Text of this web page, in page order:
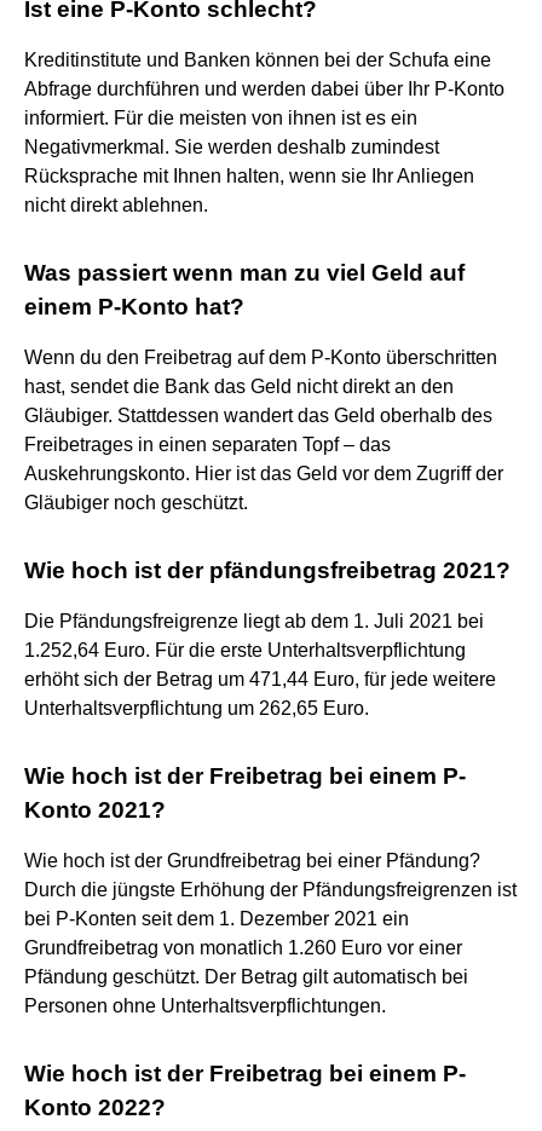
Ist eine P-Konto schlecht?
Kreditinstitute und Banken können bei der Schufa eine
Abfrage durchführen und werden dabei über Ihr P-Konto
informiert. Für die meisten von ihnen ist es ein
Negativmerkmal. Sie werden deshalb zumindest
Rücksprache mit Ihnen halten, wenn sie Ihr Anliegen
nicht direkt ablehnen.
Was passiert wenn man zu viel Geld auf
einem P-Konto hat?
Wenn du den Freibetrag auf dem P-Konto überschritten
hast, sendet die Bank das Geld nicht direkt an den
Gläubiger. Stattdessen wandert das Geld oberhalb des
Freibetrages in einen separaten Topf – das
Auskehrungskonto. Hier ist das Geld vor dem Zugriff der
Gläubiger noch geschützt.
Wie hoch ist der pfändungsfreibetrag 2021?
Die Pfändungsfreigrenze liegt ab dem 1. Juli 2021 bei
1.252,64 Euro. Für die erste Unterhaltsverpflichtung
erhöht sich der Betrag um 471,44 Euro, für jede weitere
Unterhaltsverpflichtung um 262,65 Euro.
Wie hoch ist der Freibetrag bei einem P-
Konto 2021?
Wie hoch ist der Grundfreibetrag bei einer Pfändung?
Durch die jüngste Erhöhung der Pfändungsfreigrenzen ist
bei P-Konten seit dem 1. Dezember 2021 ein
Grundfreibetrag von monatlich 1.260 Euro vor einer
Pfändung geschützt. Der Betrag gilt automatisch bei
Personen ohne Unterhaltsverpflichtungen.
Wie hoch ist der Freibetrag bei einem P-
Konto 2022?